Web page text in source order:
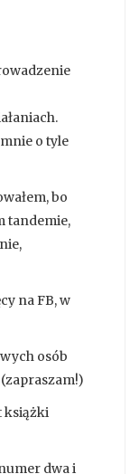
o tyle
bo
tandemie,
na FB, w
osób
książki
dwa i